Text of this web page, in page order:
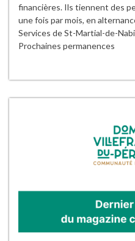
financières. Ils tiennent des
une fois par mois, en
Services de St-Martial-de-
Prochaines permanences